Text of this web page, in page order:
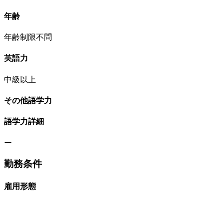
年齢
年齢制限不問
英語力
中級以上
その他語学力
語学力詳細
ー
勤務条件
雇用形態